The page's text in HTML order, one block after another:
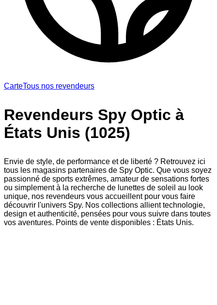
CarteTous nos revendeurs
Revendeurs Spy Optic à
États Unis (1025)
Envie de style, de performance et de liberté ? Retrouvez ici
tous les magasins partenaires de Spy Optic. Que vous soyez
passionné de sports extrêmes, amateur de sensations fortes
ou simplement à la recherche de lunettes de soleil au look
unique, nos revendeurs vous accueillent pour vous faire
découvrir l'univers Spy. Nos collections allient technologie,
design et authenticité, pensées pour vous suivre dans toutes
vos aventures. Points de vente disponibles : États Unis.